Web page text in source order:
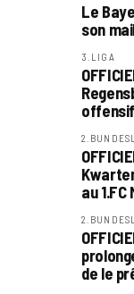
Le
son
3.LIGA
au 1.FC
de le